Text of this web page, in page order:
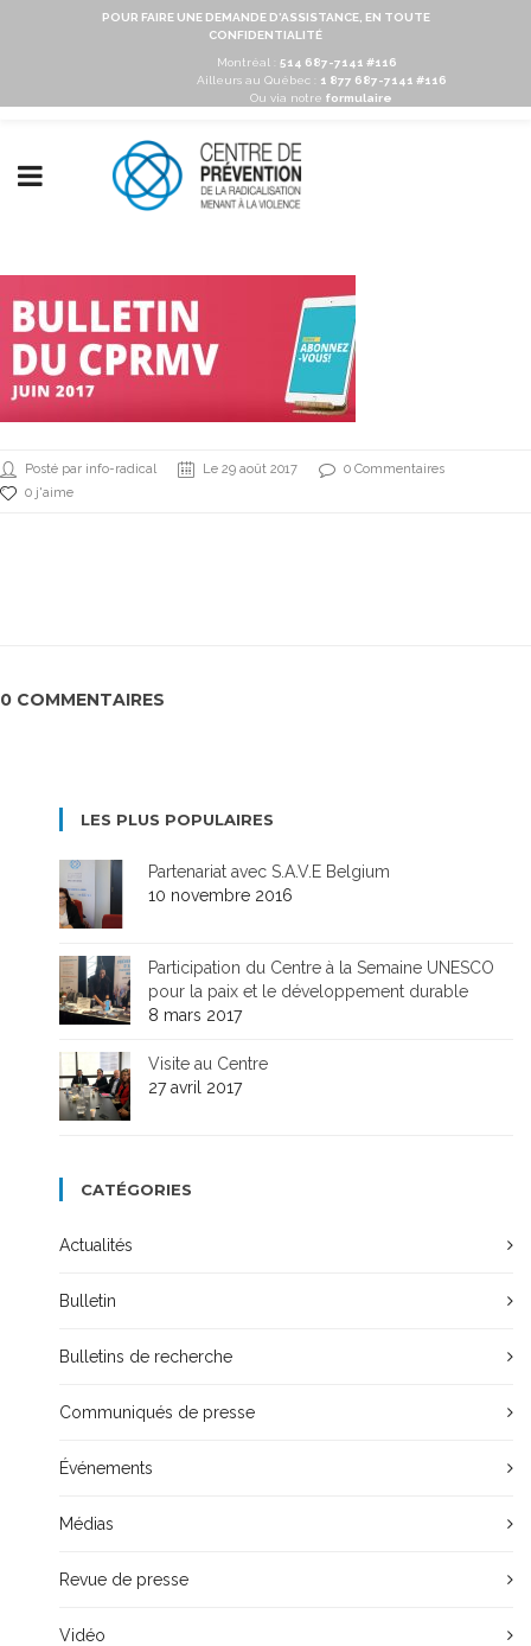
POUR FAIRE UNE DEMANDE D'ASSISTANCE, EN TOUTE
CONFIDENTIALITÉ
Montréal : 514 687-7141 #116
Ailleurs au Québec :
1 877 687-7141 #116
Ou via notre formulaire
Posté par info-radical Le 29 août 2017
0 Commentaires
0 j'aime
0 COMMENTAIRES
LES PLUS POPULAIRES
Partenariat avec S.A.V.E Belgium
10 novembre 2016
Participation du Centre à la Semaine UNESCO
pour la paix et le développement durable
8 mars 2017
Visite au Centre
27 avril 2017
CATÉGORIES
Actualités
Bulletin
Bulletins de recherche
Communiqués de presse
Événements
Médias
Revue de presse
Vidéo